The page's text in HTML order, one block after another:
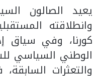
يعيد الصالون
وانطلاقته
كورنا، وفي سياق
الوطني السياسي
والتعثرات